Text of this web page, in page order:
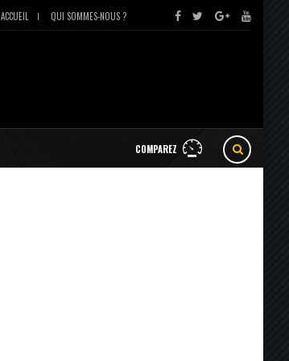
ACCUEIL QUI SOMMES-NOUS ?
COMPAREZ